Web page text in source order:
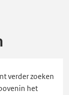
verder zoeken
het